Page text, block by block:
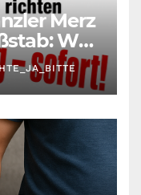
Merz
Wer
sich